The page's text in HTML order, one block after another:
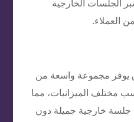
الجلسات الخارجية
العملاء.
يوفر مجموعة واسعة من
مختلف الميزانيات، مما
جلسة خارجية جميلة دون